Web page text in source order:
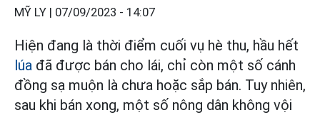
MỸ LY | 07/09/2023 - 14:07
Hiện đang là thời điểm cuối vụ hè thu, hầu hết
lúa đã được bán cho lái, chỉ còn một số cánh
đồng sạ muộn là chưa hoặc sắp bán. Tuy nhiên,
sau khi bán xong, một số nông dân không vội